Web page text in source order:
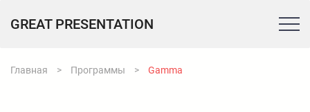
GREAT PRESENTATION
Главная > Программы > Gamma